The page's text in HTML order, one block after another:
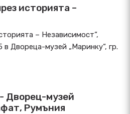
историята –
– Независимост“,
Двореца-музей „Маринку“, гр.
Дворец-музей
Румъния